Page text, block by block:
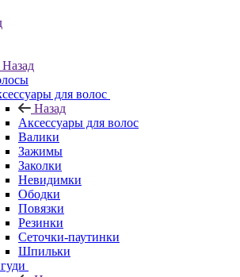
Назад
для волос
Назад
Аксессуары для волос
Валики
Зажимы
Заколки
Невидимки
Ободки
Повязки
Резинки
Сеточки-паутинки
Шпильки